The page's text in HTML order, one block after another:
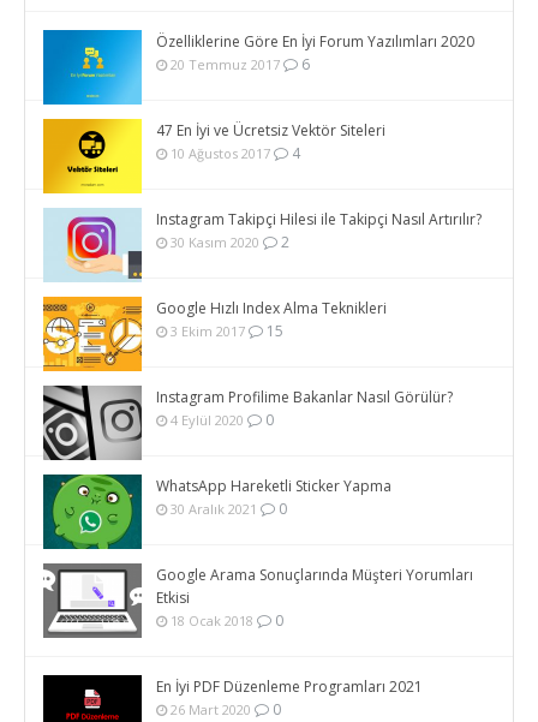
Özelliklerine Göre En İyi Forum Yazılımları 2020
20 Temmuz 2017 6
47 En İyi ve Ücretsiz Vektör Siteleri
10 Ağustos 2017 4
Instagram Takipçi Hilesi ile Takipçi Nasıl Artırılır?
30 Kasım 2020 2
Google Hızlı Index Alma Teknikleri
3 Ekim 2017 15
Instagram Profilime Bakanlar Nasıl Görülür?
4 Eylül 2020 0
WhatsApp Hareketli Sticker Yapma
30 Aralık 2021 0
Google Arama Sonuçlarında Müşteri Yorumları
Etkisi
18 Ocak 2018 0
En İyi PDF Düzenleme Programları 2021
26 Mart 2020 0